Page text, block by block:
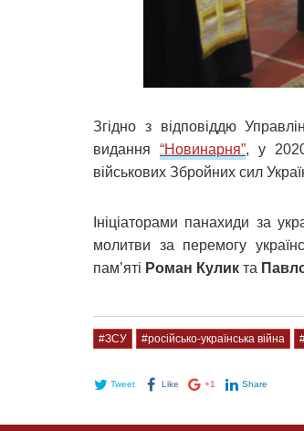
Згідно з відповіддю
видання “Новинарня”, у
військових Збройних сил
Ініціаторами панахиди за
молитви за перемогу
пам’яті Роман Кулик та
#ЗСУ #російсько-українська війна
Tweet Like +1 Share